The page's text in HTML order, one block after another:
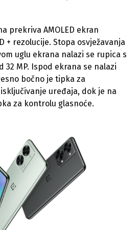
prekriva AMOLED ekran
+ rezolucije. Stopa osvježavanja
uglu ekrana nalazi se rupica s
32 MP. Ispod ekrana se nalazi
bočno je tipka za
uređaja, dok je na
za kontrolu glasnoće.